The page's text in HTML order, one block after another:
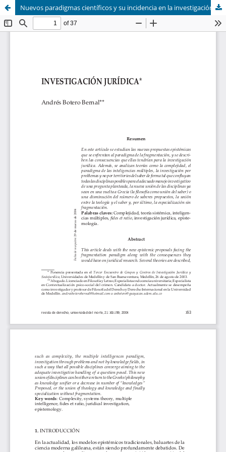
Nuevos paradigmas científicos y su incidencia en la investigación jurídica